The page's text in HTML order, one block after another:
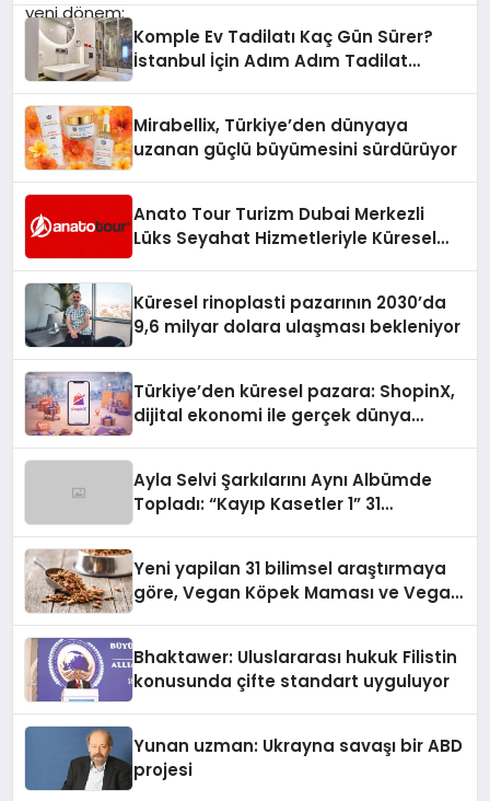
Komple Ev Tadilatı Kaç Gün Sürer?
İstanbul İçin Adım Adım Tadilat
Mirabellix, Türkiye’den dünyaya
uzanan güçlü büyümesini sürdürüyor
Anato Tour Turizm Dubai Merkezli
Lüks Seyahat Hizmetleriyle Küresel
Küresel rinoplasti pazarının 2030’da
9,6 milyar dolara ulaşması bekleniyor
Türkiye’den küresel pazara: ShopinX,
dijital ekonomi ile gerçek dünya
Ayla Selvi Şarkılarını Aynı Albümde
Topladı: “Kayıp Kasetler 1” 31
Yeni yapilan 31 bilimsel araştırmaya
göre, Vegan Köpek Maması ve Vegan
Bhaktawer: Uluslararası hukuk Filistin
konusunda çifte standart uyguluyor
Yunan uzman: Ukrayna savaşı bir ABD
projesi